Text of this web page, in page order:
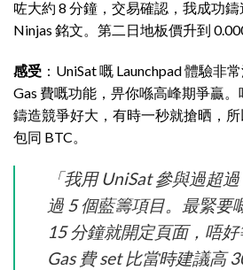
咗大約 8 分鐘，交易確認，我成功
Ninjas 銘文。第二日地板價升到
感受 ：UniSat 嘅 Launchpad 體驗非
Gas 費嘅功能，畀你喺高峰期爭贏
鑄造競爭好大，有時一秒就搶晒，
包同 BTC。
「我用 UniSat 參與過超
過 5 個藍籌項目。最緊要
15 分鐘就開定頁面，唔好
Gas 費 set 比當時建議高